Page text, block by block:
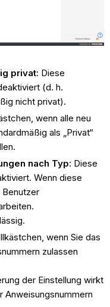
privat: Diese
(d. h.
nicht privat).
wenn alle neu
als „Privat“
nach Typ: Diese
Wenn diese
Benutzer
wenn Sie das
zulassen
der Einstellung wirkt
Anweisungsnummern